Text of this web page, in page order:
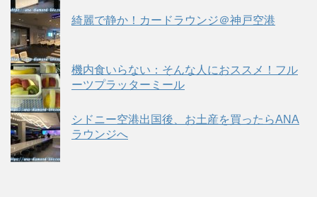
綺麗で静か！カードラウンジ＠神戸空港
機内食いらない：そんな人におススメ！フル
ーツプラッターミール
シドニー空港出国後、お土産を買ったらANA
ラウンジへ